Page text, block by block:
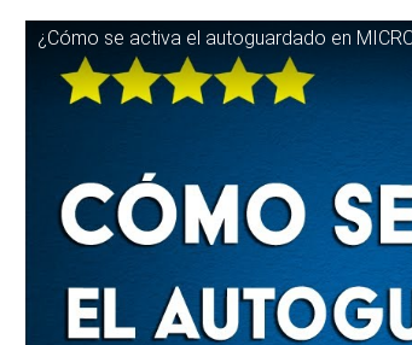
¿Cómo se activa el autoguardado en